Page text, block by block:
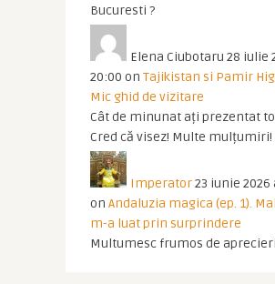
Bucuresti ?
Elena Ciubotaru 28 iulie
20:00 on Tajikistan si Pamir
Mic ghid de vizitare
Cât de minunat ați prezentat
Cred că visez! Multe mulțumiri!
Imperator23 iunie 2026
on Andaluzia magica (ep. 1).
m-a luat prin surprindere
Multumesc frumos de aprecieri